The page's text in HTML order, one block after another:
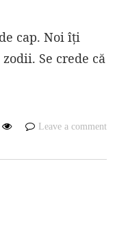
cap. Noi îți
Se crede că
Leave a comment